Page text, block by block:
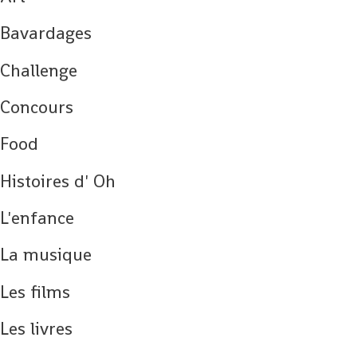
Bavardages
Challenge
Concours
Food
Histoires d' Oh
L'enfance
La musique
Les films
Les livres